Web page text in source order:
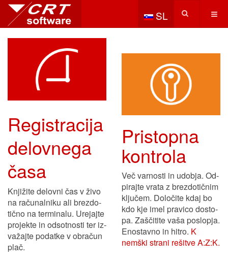
SL
Registra­ci­ja
delo­vne­ga
časa
Knjižite de­lov­ni čas v ži­vo
na ra­ču­nal­ni­ku ali brez­do­
tič­no na ter­mi­na­lu. Ure­jaj­te
pro­jek­te in od­sot­nos­ti ter iz­
va­žaj­te po­dat­ke v ob­ra­čun
plač.
Pristopna
kontrola
Več var­no­sti in udob­ja. Od­
pirajte vrata z brez­do­tič­nim
klju­čem. Do­lo­čite kdaj bo
kdo kje imel pra­vi­co do­sto­
pa. Zašči­ti­te vaša po­slo­pja.
Eno­stav­no in hit­ro. K
nemški strani rešitve A:Z:K.